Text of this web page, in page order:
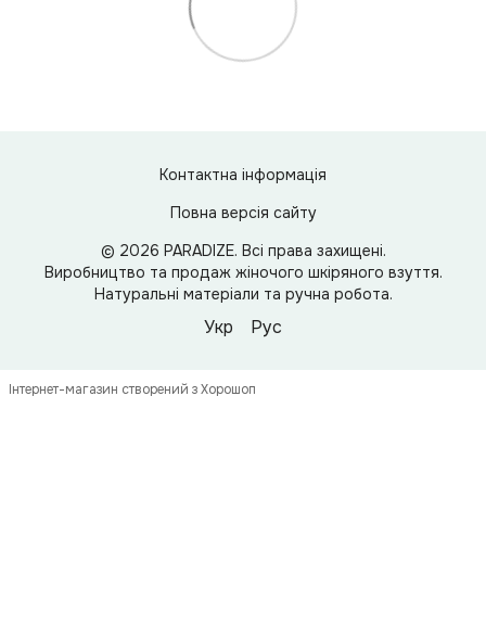
Контактна інформація
Повна версія сайту
© 2026 PARADIZE. Всі права захищені.
Виробництво та продаж жіночого шкіряного взуття.
Натуральні матеріали та ручна робота.
Укр Рус
Інтернет-магазин створений з Хорошоп